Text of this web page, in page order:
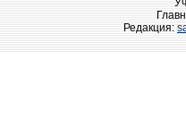
Редакция: